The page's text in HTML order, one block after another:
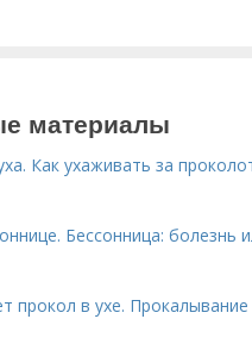
материалы
Как ухаживать за
Бессонница: болезнь
прокол в ухе.